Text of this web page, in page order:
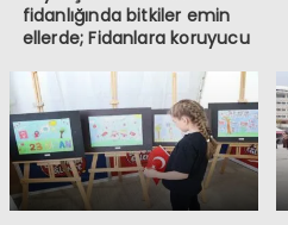
fidanlığında bitkiler emin
ellerde; Fidanlara koruyucu